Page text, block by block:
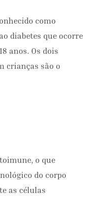
como
diabetes que ocorre
anos. Os dois
crianças são o
o que
do corpo
as células